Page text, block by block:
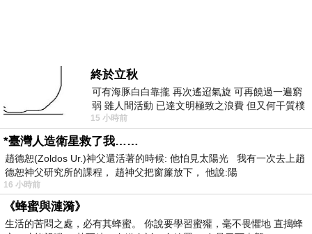
終於立秋
可有海豚白白靠攏 再次遙迢氣旋 可再饒過一遍窮
弱 雖人間活動 已達文明極致之浪費 但又何干質樸
者 只能白白陪葬
15 小時前
*臺灣人造衛星救了我……
趙德恕(Zoldos Ur.)神父還活著的時候: 他怕見太陽光 我有一次去上趙
德恕神父研究所的課程， 趙神父把窗簾放下， 他說:陽
16 小時前
《蜂蜜與漣漪》
生活的苦悶之處，必有其蜂蜜。 你說要學習蜜獾，毫不畏懼地 直搗蜂